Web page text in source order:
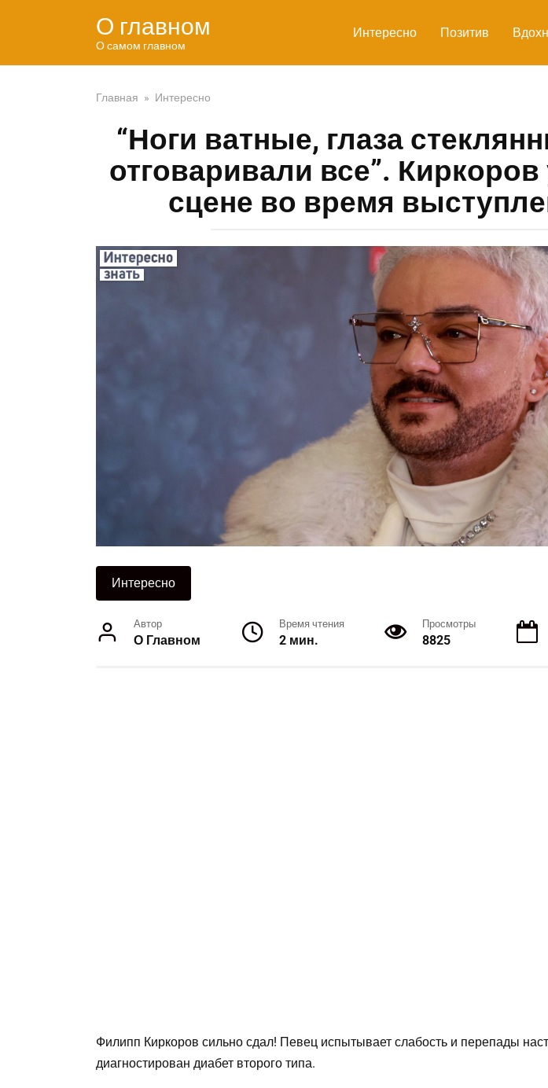
О главном
О самом главном
Интересно Позитив
Главная » Интересно
“Ноги ватные, глаза
отговаривали все”. Киркоров
сцене во время
Интересно
Автор
О Главном
Время чтения
2 мин.
Просмотры
8825
Филипп Киркоров сильно сдал! Певец испытывает слабость и перепады
диагностирован диабет второго типа.